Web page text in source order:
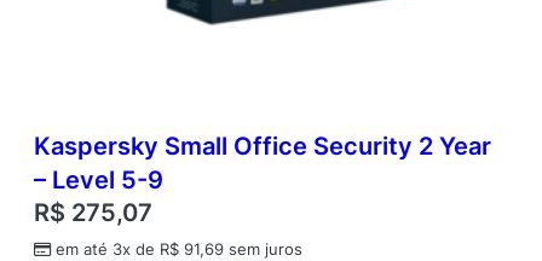
Kaspersky Small Office Security 2 Year
– Level 5-9
R$ 275,07
em até 3x de R$ 91,69 sem juros